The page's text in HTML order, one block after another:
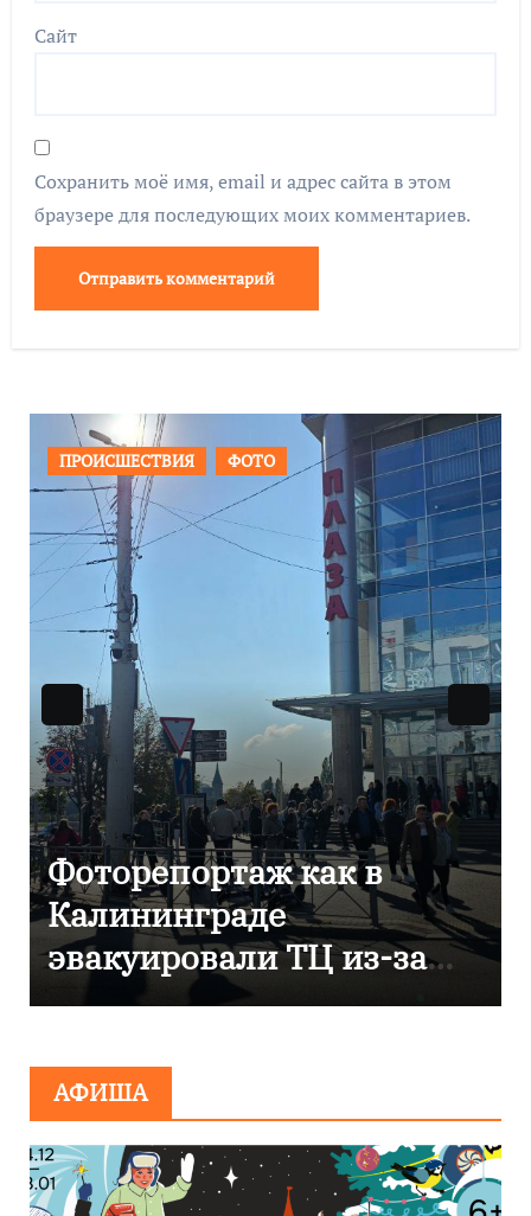
Сайт
Сохранить моё имя, email и адрес сайта в этом
браузере для последующих моих комментариев.
ОБЩЕСТВО ФОТО
В Калининграде
отметили 80-летие
компании «Россети
Янтарь»
АФИША